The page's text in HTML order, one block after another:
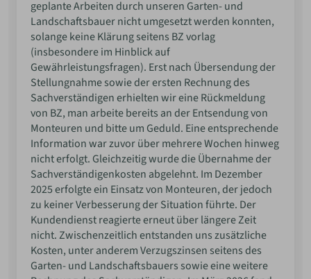
geplante Arbeiten durch unseren Garten- und
Landschaftsbauer nicht umgesetzt werden konnten,
solange keine Klärung seitens BZ vorlag
(insbesondere im Hinblick auf
Gewährleistungsfragen). Erst nach Übersendung der
Stellungnahme sowie der ersten Rechnung des
Sachverständigen erhielten wir eine Rückmeldung
von BZ, man arbeite bereits an der Entsendung von
Monteuren und bitte um Geduld. Eine entsprechende
Information war zuvor über mehrere Wochen hinweg
nicht erfolgt. Gleichzeitig wurde die Übernahme der
Sachverständigenkosten abgelehnt. Im Dezember
2025 erfolgte ein Einsatz von Monteuren, der jedoch
zu keiner Verbesserung der Situation führte. Der
Kundendienst reagierte erneut über längere Zeit
nicht. Zwischenzeitlich entstanden uns zusätzliche
Kosten, unter anderem Verzugszinsen seitens des
Garten- und Landschaftsbauers sowie eine weitere